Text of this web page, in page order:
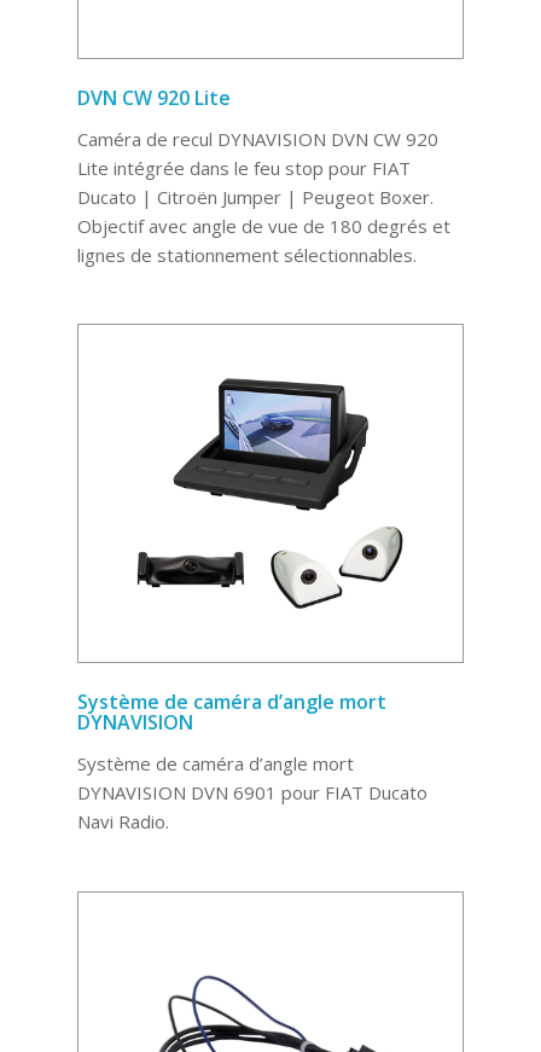
DVN CW 920 Lite
Caméra de recul DYNAVISION DVN CW 920
Lite intégrée dans le feu stop pour FIAT
Ducato | Citroën Jumper | Peugeot Boxer.
Objectif avec angle de vue de 180 degrés et
lignes de stationnement sélectionnables.
Système de caméra d’angle mort
DYNAVISION
Système de caméra d’angle mort
DYNAVISION DVN 6901 pour FIAT Ducato
Navi Radio.